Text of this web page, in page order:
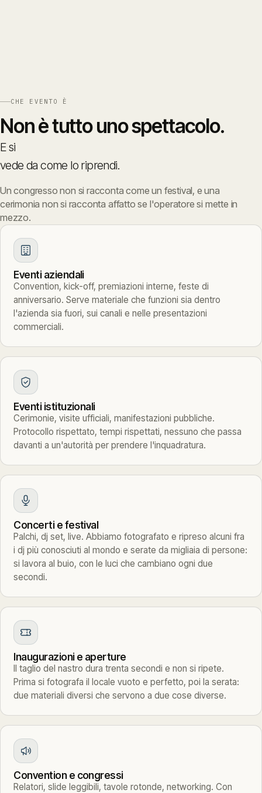
CHE EVENTO È
Nonètutto unospettacolo.
Esi
vede da come lo riprendi.
Un congresso non si racconta come un festival, e una
cerimonia non si racconta affatto se l'operatore si mette in
mezzo.
Eventi aziendali
Convention, kick-off, premiazioni interne, feste di
anniversario. Serve materiale che funzioni sia dentro
l'azienda sia fuori, sui canali e nelle presentazioni
commerciali.
Eventi istituzionali
Cerimonie, visite ufficiali, manifestazioni pubbliche.
Protocollo rispettato, tempi rispettati, nessuno che passa
davanti a un'autorità per prendere l'inquadratura.
Concerti e festival
Palchi, dj set, live. Abbiamo fotografato e ripreso alcuni fra
i dj più conosciuti al mondo e serate da migliaia di persone:
si lavora al buio, con le luci che cambiano ogni due
secondi.
Inaugurazioni e aperture
Il taglio del nastro dura trenta secondi e non si ripete.
Prima si fotografa il locale vuoto e perfetto, poi la serata:
due materiali diversi che servono a due cose diverse.
Convention e congressi
Relatori, slide leggibili, tavole rotonde, networking. Con